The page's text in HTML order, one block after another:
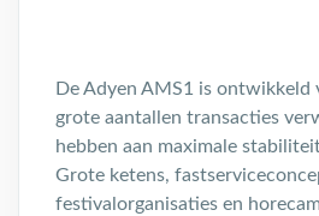
De Adyen AMS1 is ontwikkeld
grote aantallen transacties
hebben aan maximale
Grote ketens,
festivalorganisaties en